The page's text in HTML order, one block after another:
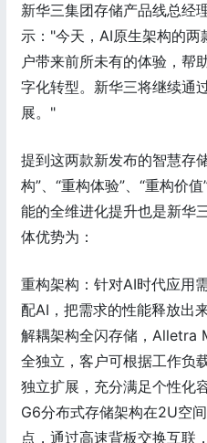
新华三集团存储产品线总经
示："今天，AI原生架构的
户带来前所未有的体验，帮
字化转型。新华三将继续通
展。"
提到这两款新发布的智慧存
构”、“重构体验”、“重构价
能的全维进化提升也是新华
体优势为：
重构架构：针对AI时代应用
配AI，把需求的性能释放出
解耦架构全闪存储，Alletra
全独立，客户可根据工作负
独立扩展，充分满足个性化
G6分布式存储架构在2U空
点，通过高速背板交换互联